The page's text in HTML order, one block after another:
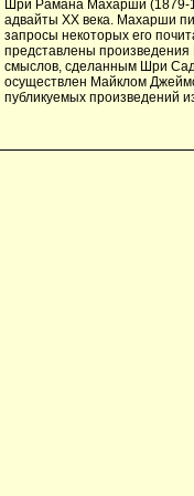
Шри Рамана Махарши (1879-
адвайты XX века. Махарши
запросы некоторых его
представлены
смыслов, сделанным Шри
осуществлен Майклом
публикуемых произведений